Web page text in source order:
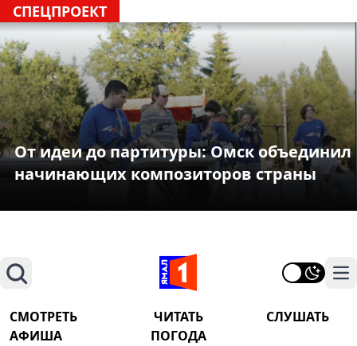
СПЕЦПРОЕКТ
От идеи до партитуры: Омск объединил
начинающих композиторов страны
Поиск
СМОТРЕТЬ ЧИТАТЬ
СЛУШАТЬ
АФИША
ПОГОДА